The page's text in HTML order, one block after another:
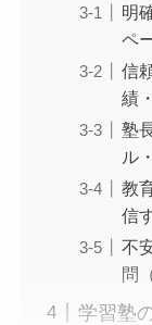
明
ペ
信
績
塾
ル
教
信
不
問
学習塾